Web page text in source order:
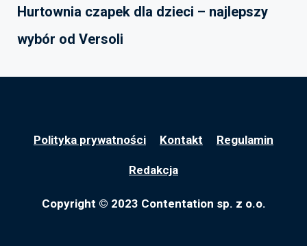
Hurtownia czapek dla dzieci – najlepszy
wybór od Versoli
Polityka prywatności Kontakt Regulamin
Redakcja
Copyright © 2023 Contentation sp. z o.o.